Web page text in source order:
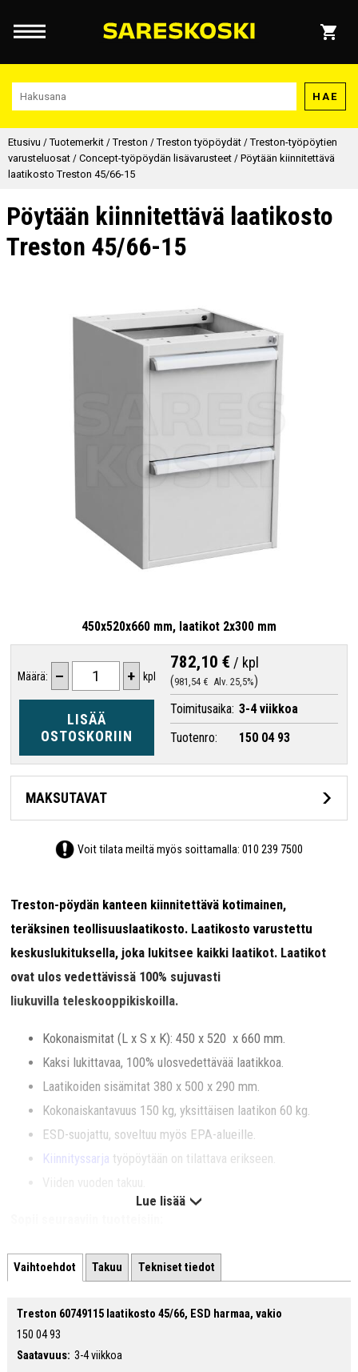
HAE
Etusivu /Tuotemerkit /Treston /Treston työpöydät /Treston-työpöytien
varusteluosat / Concept-työpöydän lisävarusteet / Pöytään kiinnitettävä
laatikosto Treston 45/66-15
Pöytään kiinnitettävä laatikosto
Treston 45/66-15
450x520x660 mm, laatikot 2x300 mm
Määrä: – + kpl
LISÄÄ
OSTOSKORIIN
782,10 € / kpl
981,54 € Alv. 25,5%
Toimitusaika: 3-4 viikkoa
Tuotenro:
150 04 93
MAKSUTAVAT
Voit tilata meiltä myös soittamalla:010 239 7500
Treston-pöydän kanteen kiinnitettävä kotimainen,
teräksinen teollisuuslaatikosto. Laatikosto varustettu
keskuslukituksella, joka lukitsee kaikki laatikot. Laatikot
ovat ulos vedettävissä 100% sujuvasti
liukuvilla teleskooppikiskoilla.
Kokonaismitat (L x S x K): 450 x 520 x 660 mm.
Kaksi lukittavaa, 100% ulosvedettävää laatikkoa.
Laatikoiden sisämitat 380 x 500 x 290 mm.
Kokonaiskantavuus 150 kg, yksittäisen laatikon 60 kg.
ESD-suojattu, soveltuu myös EPA-alueille.
Kiinnityssarja työpöytään on tilattava erikseen.
Concept - ergonominen työpöytä
TP-työpöytä
TPB-pakkauspöytä
TPH-työpöytä
WB-työpöytä
Lue lisää
Vaihtoehdot Takuu Tekniset tiedot
Treston 60749115 laatikosto 45/66, ESD harmaa, vakio
150 04 93
Saatavuus: 3-4 viikkoa